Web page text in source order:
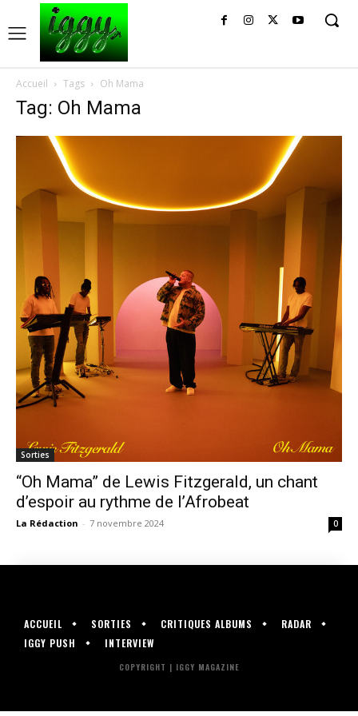
Accueil Tags Oh Mama
Tag: Oh Mama
Sorties
“Oh Mama” de Lewis Fitzgerald, un chant
d’espoir au rythme de l’Afrobeat
La Rédaction - 7 novembre 2024 0
ACCUEIL SORTIES CRITIQUES ALBUMS
RADAR
IGGY PUSH
INTERVIEW
COPYRIGHT | IGGY MAGAZINE